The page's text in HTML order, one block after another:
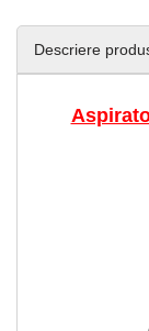
Descriere